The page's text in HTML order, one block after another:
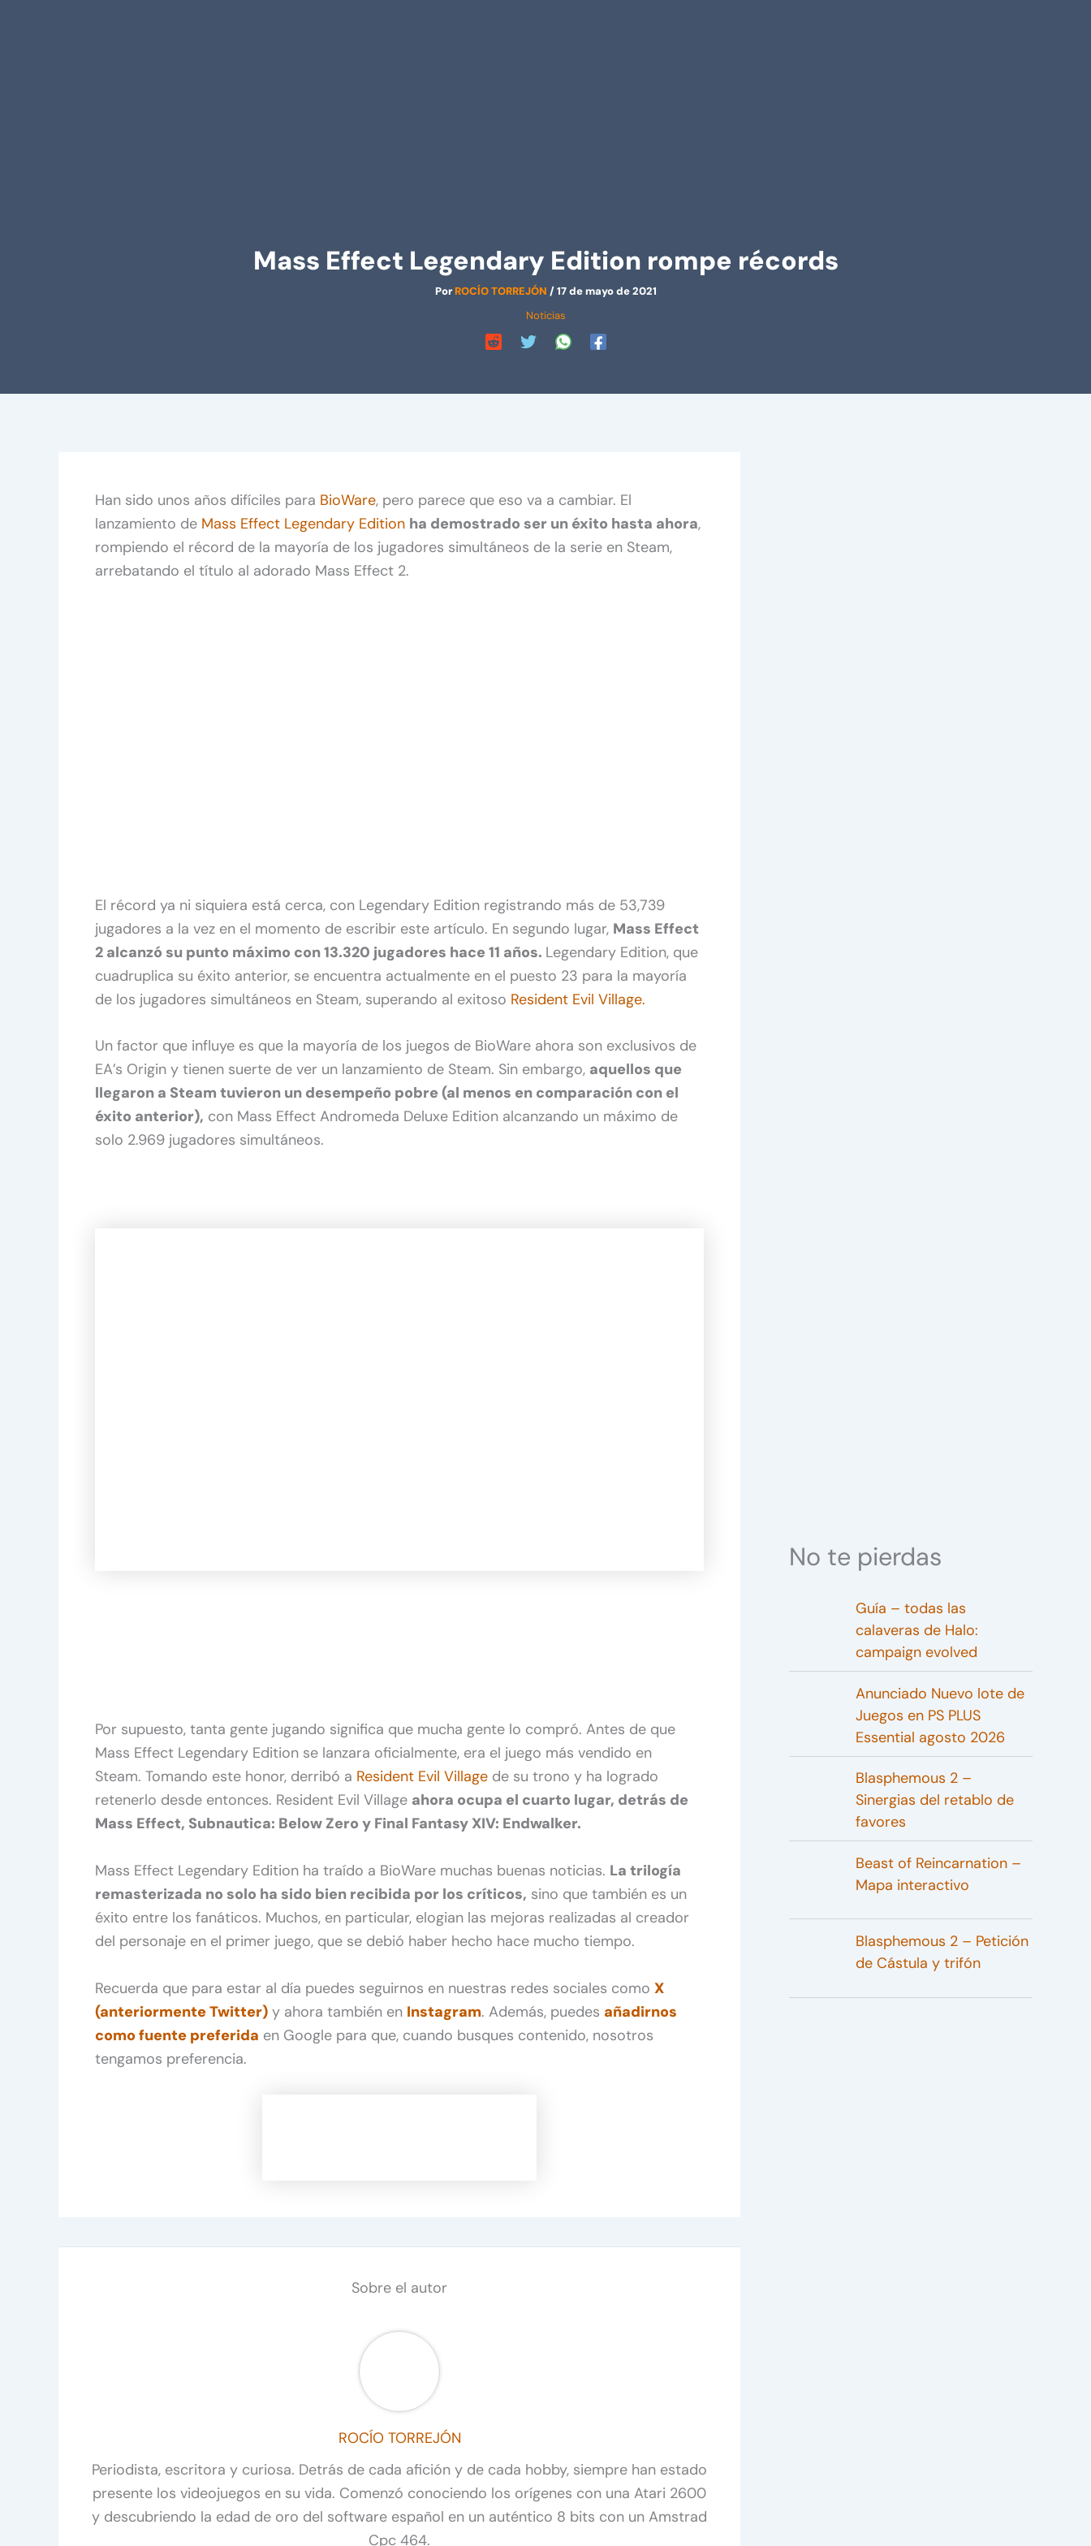
Mass Effect Legendary Edition rompe récords
PorROCÍO TORREJÓN /17 de mayo de 2021
Noticias
Han sido unos años difíciles para BioWare, pero parece que eso va a cambiar. El
lanzamiento de Mass Effect Legendary Edition ha demostrado ser un éxito hasta ahora,
rompiendo el récord de la mayoría de los jugadores simultáneos de la serie en Steam,
arrebatando el título al adorado Mass Effect 2.
El récord ya ni siquiera está cerca, con Legendary Edition registrando más de 53,739
jugadores a la vez en el momento de escribir este artículo. En segundo lugar, Mass Effect
2 alcanzó su punto máximo con 13.320 jugadores hace 11 años. Legendary Edition, que
cuadruplica su éxito anterior, se encuentra actualmente en el puesto 23 para la mayoría
de los jugadores simultáneos en Steam, superando al exitoso Resident Evil Village.
Un factor que influye es que la mayoría de los juegos de BioWare ahora son exclusivos de
EA’s Origin y tienen suerte de ver un lanzamiento de Steam. Sin embargo, aquellos que
llegaron a Steam tuvieron un desempeño pobre (al menos en comparación con el
éxito anterior), con Mass Effect Andromeda Deluxe Edition alcanzando un máximo de
solo 2.969 jugadores simultáneos.
Por supuesto, tanta gente jugando significa que mucha gente lo compró. Antes de que
Mass Effect Legendary Edition se lanzara oficialmente, era el juego más vendido en
Steam. Tomando este honor, derribó a Resident Evil Village de su trono y ha logrado
retenerlo desde entonces. Resident Evil Village ahora ocupa el cuarto lugar, detrás de
Mass Effect, Subnautica: Below Zero y Final Fantasy XIV: Endwalker.
Mass Effect Legendary Edition ha traído a BioWare muchas buenas noticias. La trilogía
remasterizada no solo ha sido bien recibida por los críticos, sino que también es un
éxito entre los fanáticos. Muchos, en particular, elogian las mejoras realizadas al creador
del personaje en el primer juego, que se debió haber hecho hace mucho tiempo.
Recuerda que para estar al día puedes seguirnos en nuestras redes sociales como X
(anteriormente Twitter) y ahora también en Instagram. Además, puedes añadirnos
como fuente preferida en Google para que, cuando busques contenido, nosotros
tengamos preferencia.
Sobre el autor
ROCÍO TORREJÓN
Periodista, escritora y curiosa. Detrás de cada afición y de cada hobby, siempre han estado
presente los videojuegos en su vida. Comenzó conociendo los orígenes con una Atari 2600
y descubriendo la edad de oro del software español en un auténtico 8 bits con un Amstrad
Cpc 464.
No te pierdas
Guía – todas las
calaveras de Halo:
campaign evolved
Anunciado Nuevo lote de
Juegos en PS PLUS
Essential agosto 2026
Blasphemous 2 –
Sinergias del retablo de
favores
Beast of Reincarnation –
Mapa interactivo
Blasphemous 2 – Petición
de Cástula y trifón